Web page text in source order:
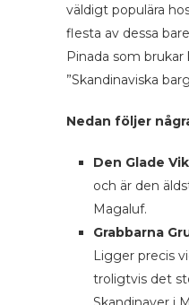
väldigt populära
flesta av dessa
Pinada som brukar
”Skandinaviska
Nedan följer
Den Glade
och är den
Magaluf.
Grabbarna
Ligger precis
troligtvis det